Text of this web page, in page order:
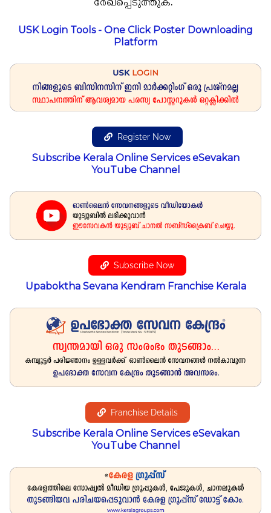
രേഖപ്പെടുത്തുക."
USK Login Tools - One Click Poster Downloading
Platform
Register Now
Subscribe Kerala Online Services eSevakan
YouTube Channel
Subscribe Now
Upaboktha Sevana Kendram Franchise Kerala
Franchise Details
Subscribe Kerala Online Services eSevakan
YouTube Channel